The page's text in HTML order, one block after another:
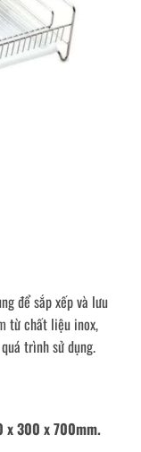
để sắp xếp và lưu
từ chất liệu inox,
trình sử dụng.
x 300 x 700mm.